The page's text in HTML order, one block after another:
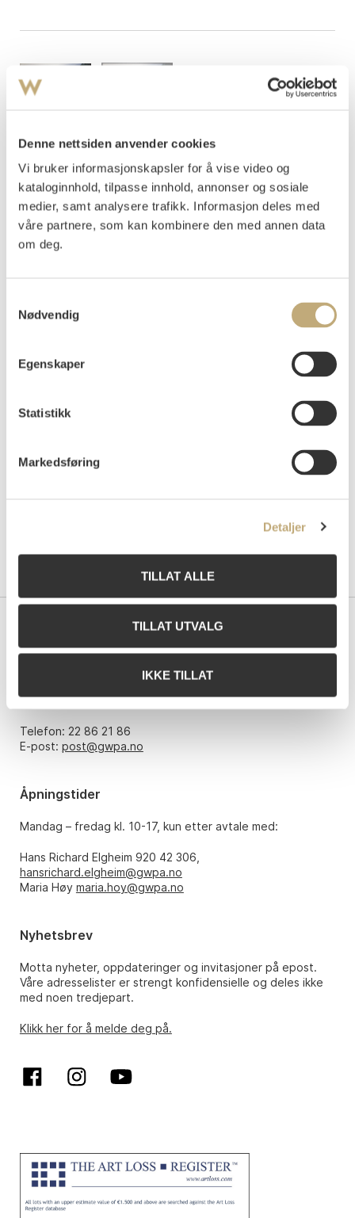
Denne nettsiden anvender cookies
Vi bruker informasjonskapsler for å vise video og
kataloginnhold, tilpasse innhold, annonser og sosiale
medier, samt analysere trafikk. Informasjon deles med
våre partnere, som kan kombinere den med annen data
om deg.
Nødvendig
Egenskaper
Statistikk
Markedsføring
Detaljer
TILLAT ALLE
TILLAT UTVALG
IKKE TILLAT
Isen går 1987
Olje på lerret
105x145
Signert nede t.h.: Kjær
Usolgt
Grev Wedels Plass Auksjoner AS
0151 Oslo
Telefon: 22 86 21 86
E-post: post@gwpa.no
Åpningstider
Mandag – fredag kl. 10-17, kun etter avtale med:
Hans Richard Elgheim 920 42 306,
hansrichard.elgheim@gwpa.no
Maria Høy maria.hoy@gwpa.no
Nyhetsbrev
Motta nyheter, oppdateringer og invitasjoner på epost.
Våre adresselister er strengt konfidensielle og deles ikke
med noen tredjepart.
Klikk her for å melde deg på.